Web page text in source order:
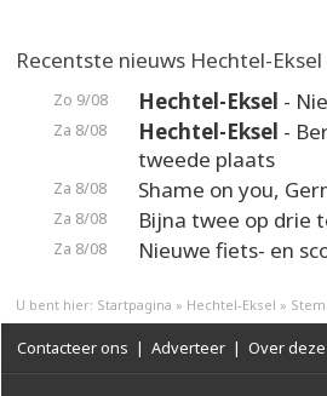
Recentste nieuws Hechtel-Eksel
Zo 9/08 Hechtel-Eksel -
Za 8/08 Hechtel-Eksel -
tweede plaats
Za 8/08 Shame on you,
Za 8/08 Bijna twee op drie
Za 8/08 Nieuwe fiets- en
U bent hier: Startpagina » Hechtel-Eksel »
Contacteer ons | Adverteer | Over